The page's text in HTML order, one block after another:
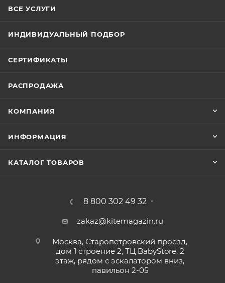
ВСЕ УСЛУГИ
ИНДИВИДУАЛЬНЫЙ ПОДБОР
СЕРТИФИКАТЫ
РАСПРОДАЖА
КОМПАНИЯ
ИНФОРМАЦИЯ
КАТАЛОГ ТОВАРОВ
8 800 302 49 32
zakaz@kitemagazin.ru
Москва, Старопетровский проезд,
дом 1 строение 2, ТЦ BabyStore, 2
этаж, рядом с эскалатором вниз,
павильон 2-05